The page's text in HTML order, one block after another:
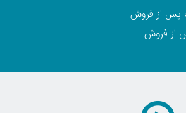
پس از فروش
از فروش